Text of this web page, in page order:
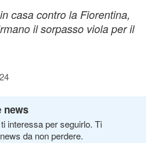
casa contro la Fiorentina,
il sorpasso viola per il
news
interessa per seguirlo. Ti
da non perdere.